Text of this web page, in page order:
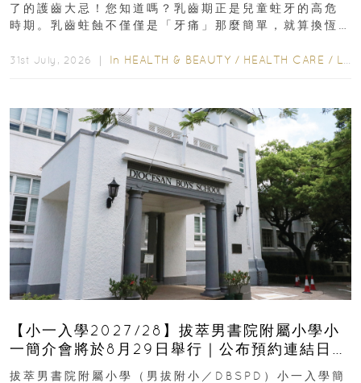
了的護齒大忌！您知道嗎？乳齒期正是兒童蛀牙的高危
時期。乳齒蛀蝕不僅僅是「牙痛」那麼簡單，就算換恆
31st July, 2026 ｜ In HEALTH & BEAUTY / HEALTH CARE / LIFESTYLE
【小一入學2027/28】拔萃男書院附屬小學小
一簡介會將於8月29日舉行｜公布預約連結日期
｜更設有網上重溫
拔萃男書院附屬小學（男拔附小／DBSPD）小一入學簡